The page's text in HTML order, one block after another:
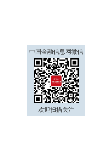
中国金融信息网微信
欢迎扫描关注